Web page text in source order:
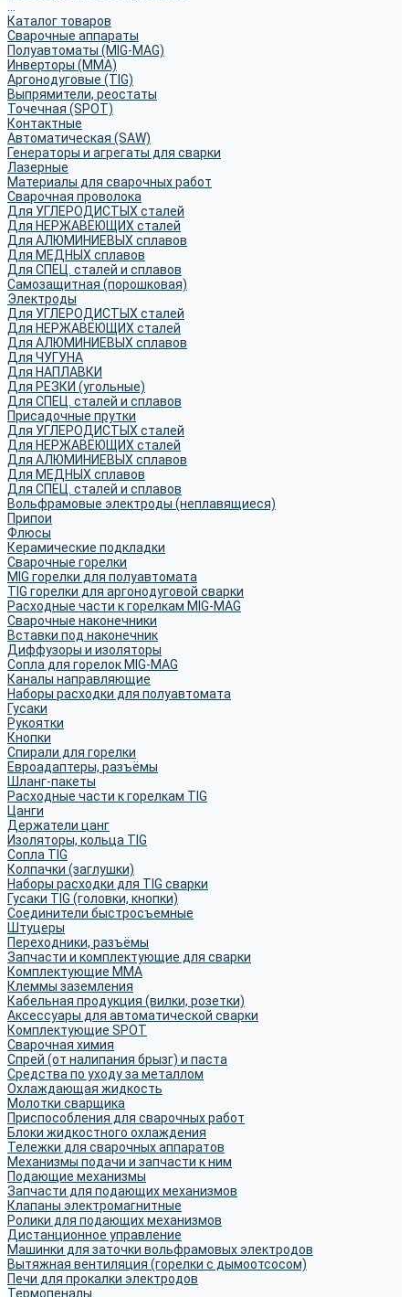
Каталог товаров
Сварочные аппараты
Полуавтоматы (MIG-MAG)
Инверторы (MMA)
Аргонодуговые (TIG)
Выпрямители, реостаты
Точечная (SPOT)
Контактные
Автоматическая (SAW)
Генераторы и агрегаты для сварки
Лазерные
Материалы для сварочных работ
Сварочная проволока
Для УГЛЕРОДИСТЫХ сталей
Для НЕРЖАВЕЮЩИХ сталей
Для АЛЮМИНИЕВЫХ сплавов
Для МЕДНЫХ сплавов
Для СПЕЦ. сталей и сплавов
Самозащитная (порошковая)
Электроды
Для УГЛЕРОДИСТЫХ сталей
Для НЕРЖАВЕЮЩИХ сталей
Для АЛЮМИНИЕВЫХ сплавов
Для ЧУГУНА
Для НАПЛАВКИ
Для РЕЗКИ (угольные)
Для СПЕЦ. сталей и сплавов
Присадочные прутки
Для УГЛЕРОДИСТЫХ сталей
Для НЕРЖАВЕЮЩИХ сталей
Для АЛЮМИНИЕВЫХ сплавов
Для МЕДНЫХ сплавов
Для СПЕЦ. сталей и сплавов
Вольфрамовые электроды (неплавящиеся)
Припои
Флюсы
Керамические подкладки
Сварочные горелки
MIG горелки для полуавтомата
TIG горелки для аргонодуговой сварки
Расходные части к горелкам MIG-MAG
Сварочные наконечники
Вставки под наконечник
Диффузоры и изоляторы
Сопла для горелок MIG-MAG
Каналы направляющие
Наборы расходки для полуавтомата
Гусаки
Рукоятки
Кнопки
Спирали для горелки
Евроадаптеры, разъёмы
Шланг-пакеты
Расходные части к горелкам TIG
Цанги
Держатели цанг
Изоляторы, кольца TIG
Сопла TIG
Колпачки (заглушки)
Наборы расходки для TIG сварки
Гусаки TIG (головки, кнопки)
Соединители быстросъемные
Штуцеры
Переходники, разъёмы
Запчасти и комплектующие для сварки
Комплектующие ММА
Клеммы заземления
Кабельная продукция (вилки, розетки)
Аксессуары для автоматической сварки
Комплектующие SPOT
Сварочная химия
Спрей (от налипания брызг) и паста
Средства по уходу за металлом
Охлаждающая жидкость
Молотки сварщика
Приспособления для сварочных работ
Блоки жидкостного охлаждения
Тележки для сварочных аппаратов
Механизмы подачи и запчасти к ним
Подающие механизмы
Запчасти для подающих механизмов
Клапаны электромагнитные
Ролики для подающих механизмов
Дистанционное управление
Машинки для заточки вольфрамовых электродов
Вытяжная вентиляция (горелки с дымоотсосом)
Печи для прокалки электродов
Термопеналы